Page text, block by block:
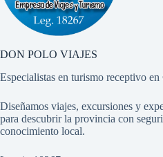
DON POLO VIAJES
Especialistas en turismo receptivo en
Diseñamos viajes, excursiones y
para descubrir la provincia con
conocimiento local.